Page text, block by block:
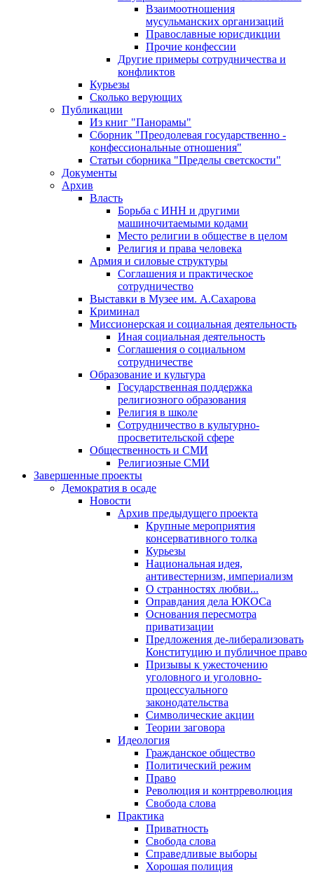
Взаимоотношения
мусульманских организаций
Православные юрисдикции
Прочие конфессии
Другие примеры сотрудничества и
конфликтов
Курьезы
Сколько верующих
Публикации
Из книг "Панорамы"
Сборник "Преодолевая государственно -
конфессиональные отношения"
Статьи сборника "Пределы светскости"
Документы
Архив
Власть
Борьба с ИНН и другими
машиночитаемыми кодами
Место религии в обществе в целом
Религия и права человека
Армия и силовые структуры
Соглашения и практическое
сотрудничество
Выставки в Музее им. А.Сахарова
Криминал
Миссионерская и социальная деятельность
Иная социальная деятельность
Соглашения о социальном
сотрудничестве
Образование и культура
Государственная поддержка
религиозного образования
Религия в школе
Сотрудничество в культурно-
просветительской сфере
Общественность и СМИ
Религиозные СМИ
Завершенные проекты
Демократия в осаде
Новости
Архив предыдущего проекта
Крупные мероприятия
консервативного толка
Курьезы
Национальная идея,
антивестернизм, империализм
О странностях любви...
Оправдания дела ЮКОСа
Основания пересмотра
приватизации
Предложения де-либерализовать
Конституцию и публичное право
Призывы к ужесточению
уголовного и уголовно-
процессуального
законодательства
Символические акции
Теории заговора
Идеология
Гражданское общество
Политический режим
Право
Революция и контрреволюция
Свобода слова
Практика
Приватность
Свобода слова
Справедливые выборы
Хорошая полиция